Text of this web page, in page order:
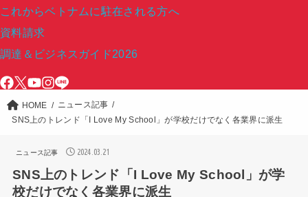
これからベトナムに駐在される方へ
資料請求
調達＆ビジネスガイド2026
HOME
ニュース記事
SNS上のトレンド「I Love My School」が学校だけでなく各業界に派生
ニュース記事 2024.03.21
SNS上のトレンド「I Love My School」が学
校だけでなく各業界に派生